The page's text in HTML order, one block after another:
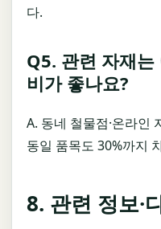
다.
Q5. 관련 자재는
비가 좋나요?
A. 동네 철물점·온라인
동일 품목도 30%까지
8. 관련 정보·